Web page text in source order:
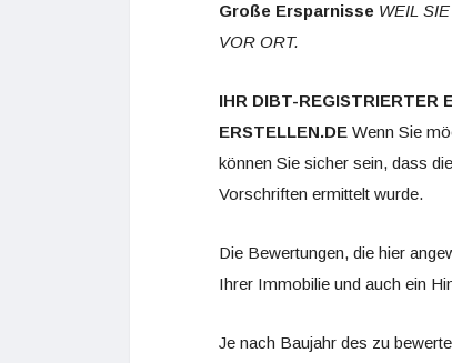
Große Ersparnisse WEIL
VOR ORT.
IHR DIBT-REGISTRIERTER
ERSTELLEN.DE Wenn Sie
können Sie sicher sein, dass
Vorschriften ermittelt wurde.
Die Bewertungen, die hier
Ihrer Immobilie und auch ein
Je nach Baujahr des zu